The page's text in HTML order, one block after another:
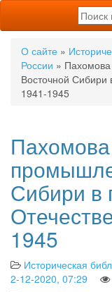
О сайте »
России »
Восточной Сибири
1941-1945
Сибири в
1945
Историческая
2-12-2020, 07:29